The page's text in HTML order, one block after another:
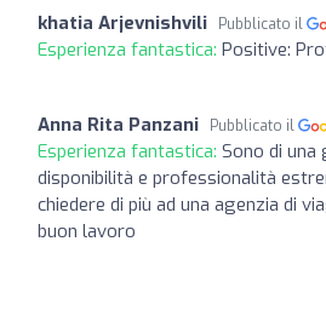
khatia Arjevnishvili Pubblicato il
Esperienza fantastica: Positive:
Anna Rita Panzani Pubblicato il
Esperienza fantastica: Sono di una
disponibilità e professionalità
chiedere di più ad una agenzia di
buon lavoro